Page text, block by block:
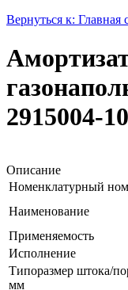
Вернуться к: Главная
2915004-
Описание
Номенклатурный
Наименование
Применяемость
Исполнение
Типоразмер штока/
мм